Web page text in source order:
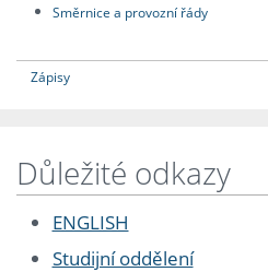
Směrnice a provozní řády
Zápisy
Důležité odkazy
ENGLISH
Studijní oddělení